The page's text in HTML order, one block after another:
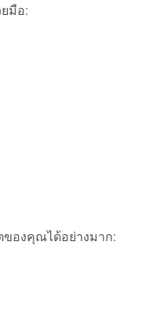
มือ:
ของคุณได้อย่างมาก: